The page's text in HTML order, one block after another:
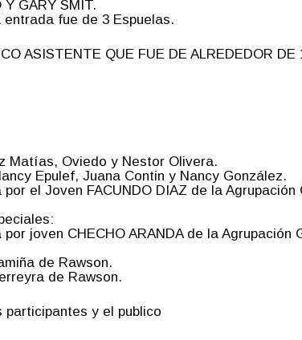
GARY SMIT.
entrada fue de 3 Espuelas.
ASISTENTE QUE FUE DE ALREDEDOR DE
Matías, Oviedo y Nestor Olivera.
Epulef, Juana Contin y Nancy González.
por el Joven FACUNDO DIAZ de la
por joven CHECHO ARANDA de la
de Rawson.
de Rawson.
participantes y el publico